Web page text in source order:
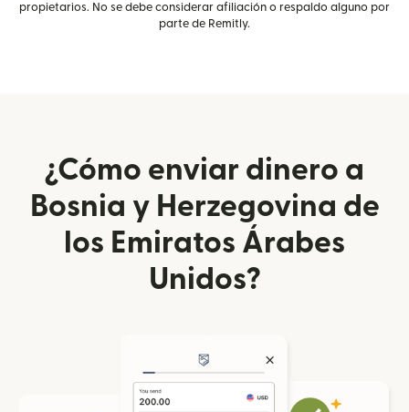
propietarios. No se debe considerar afiliación o respaldo alguno por
parte de Remitly.
¿Cómo enviar dinero a
Bosnia y Herzegovina de
los Emiratos Árabes
Unidos?